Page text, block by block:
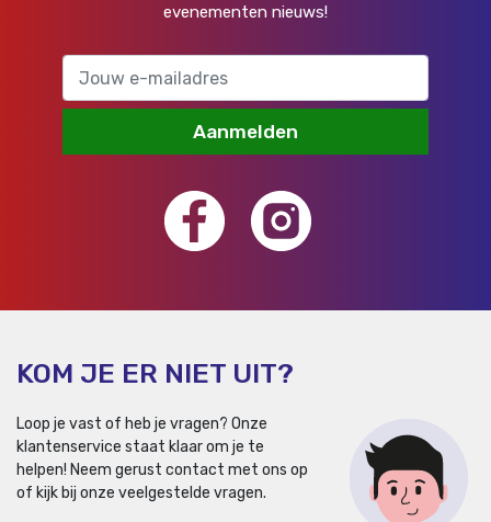
evenementen nieuws!
Aanmelden
KOM JE ER NIET UIT?
Loop je vast of heb je vragen? Onze
klantenservice staat klaar om je te
helpen! Neem gerust contact met ons op
of kijk bij onze veelgestelde vragen.